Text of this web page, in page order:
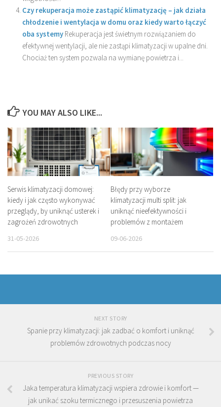
Czy rekuperacja może zastąpić klimatyzację – jak działa
chłodzenie i wentylacja w domu oraz kiedy warto łączyć
oba systemy Rekuperacja jest świetnym rozwiązaniem do
efektywnej wentylacji, ale nie zastąpi klimatyzacji w upalne dni.
Chociaż ten system pozwala na wymianę powietrza i...
YOU MAY ALSO LIKE...
Serwis klimatyzacji domowej:
kiedy i jak często wykonywać
przeglądy, by uniknąć usterek i
zagrożeń zdrowotnych
31-05-2026
Błędy przy wyborze
klimatyzacji multi split: jak
uniknąć nieefektywności i
problemów z montażem
09-06-2026
NEXT STORY
Spanie przy klimatyzacji: jak zadbać o komfort i uniknąć
problemów zdrowotnych podczas nocy
PREVIOUS STORY
Jaka temperatura klimatyzacji wspiera zdrowie i komfort —
jak unikać szoku termicznego i przesuszenia powietrza